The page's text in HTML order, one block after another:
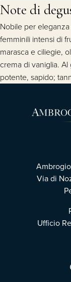
Note di
Nobile per
femminili intensi di
marasca e ciliegie,
crema di vaniglia.
potente, sapido;
Via di
Ufficio